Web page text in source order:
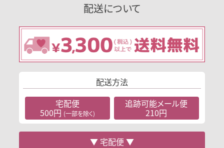
配送について
配送方法
宅配便
500円 (一部を除く)
追跡可能メール便
210円
宅配便